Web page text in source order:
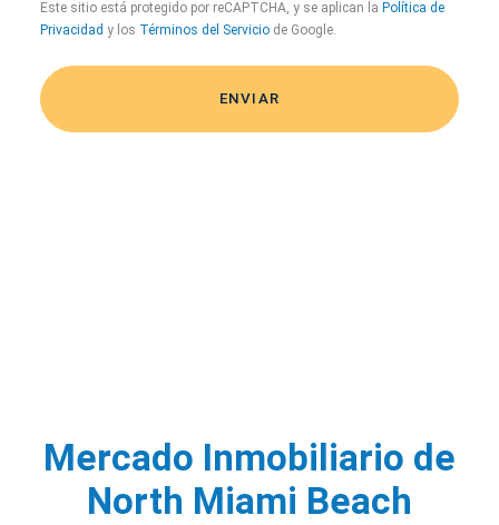
Este sitio está protegido por reCAPTCHA, y se aplican la Política de
Privacidad y los Términos del Servicio de Google.
Mercado Inmobiliario de
North Miami Beach